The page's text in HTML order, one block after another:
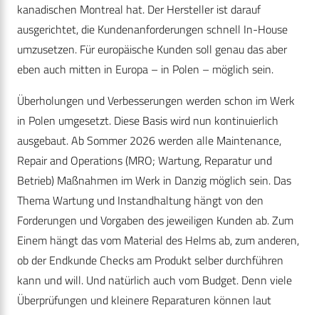
kanadischen Montreal hat. Der Hersteller ist darauf
ausgerichtet, die Kundenanforderungen schnell In-House
umzusetzen. Für europäische Kunden soll genau das aber
eben auch mitten in Europa – in Polen – möglich sein.
Überholungen und Verbesserungen werden schon im Werk
in Polen umgesetzt. Diese Basis wird nun kontinuierlich
ausgebaut. Ab Sommer 2026 werden alle Maintenance,
Repair and Operations (MRO; Wartung, Reparatur und
Betrieb) Maßnahmen im Werk in Danzig möglich sein. Das
Thema Wartung und Instandhaltung hängt von den
Forderungen und Vorgaben des jeweiligen Kunden ab. Zum
Einem hängt das vom Material des Helms ab, zum anderen,
ob der Endkunde Checks am Produkt selber durchführen
kann und will. Und natürlich auch vom Budget. Denn viele
Überprüfungen und kleinere Reparaturen können laut